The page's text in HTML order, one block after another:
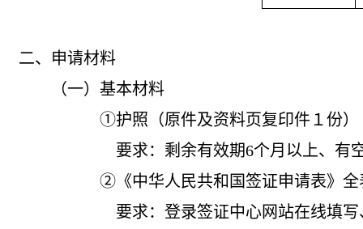
二、申请材料
（一）基本材料
①护照（原件及资料页复印件１份）
要求：剩余有效期6个月以上、有空
②《中华人民共和国签证申请表》全表
要求：登录签证中心网站在线填写、下